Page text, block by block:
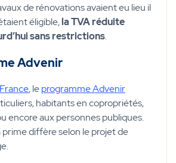
de rénovations avaient eu lieu il
éligible,la TVA réduite
sans restrictions.
Advenir
, leprogramme Advenir
habitants en copropriétés,
encore aux personnes publiques.
diffère selon le projet de